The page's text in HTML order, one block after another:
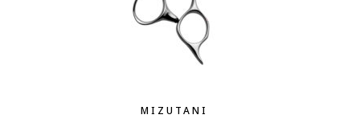
MIZUTANI